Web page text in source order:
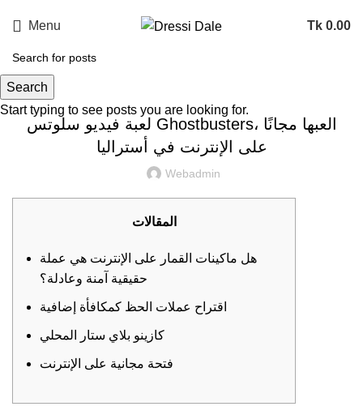
Menu Tk 0.00
لعبة فيديو سلوتس Ghostbusters، العبها مجانًا
على الإنترنت في أستراليا
Webadmin
المقالات
هل ماكينات القمار على الإنترنت هي عملة
حقيقية آمنة وعادلة؟
اقتراح عملات الحظ كمكافأة إضافية
كازينو بلاي ستار المحلي
فتحة مجانية على الإنترنت
Search
Start typing to see posts you are looking for.